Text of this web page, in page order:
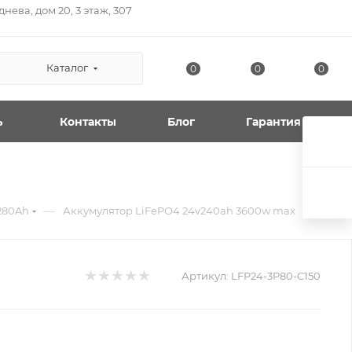
дом 20, 3 этаж, 307
Каталог 0 0 0
Контакты Блог Гарантия
— Аккумулятор LiFePO4 24v240ah 3600w max
Артикул: LFP24-3P80-C150